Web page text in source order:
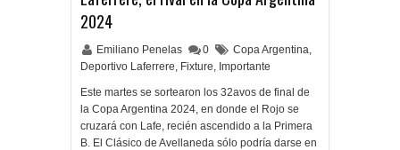
2024
Emiliano Penelas 0 Copa Argentina,
Deportivo Laferrere, Fixture, Importante
Este martes se sortearon los 32avos de final de
la Copa Argentina 2024, en donde el Rojo se
cruzará con Lafe, recién ascendido a la Primera
B. El Clásico de Avellaneda sólo podría darse en